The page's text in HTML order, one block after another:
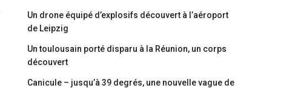
Un drone équipé d’explosifs découvert à l’aéroport
de Leipzig
Un toulousain porté disparu à la Réunion, un corps
découvert
Canicule – jusqu’à 39 degrés, une nouvelle vague de